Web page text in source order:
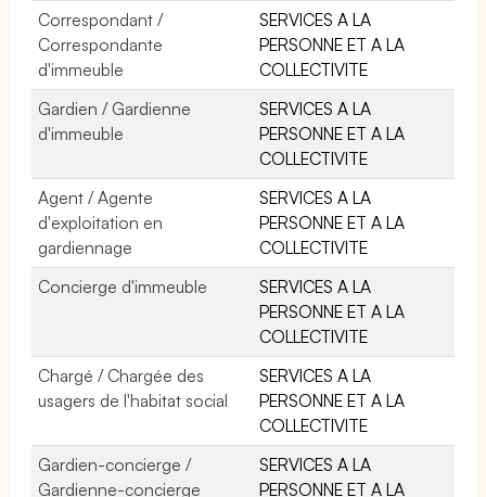
Correspondant /
Correspondante
d'immeuble
SERVICES A LA
PERSONNE ET A LA
COLLECTIVITE
Gardien / Gardienne
d'immeuble
SERVICES A LA
PERSONNE ET A LA
COLLECTIVITE
Agent / Agente
d'exploitation en
gardiennage
SERVICES A LA
PERSONNE ET A LA
COLLECTIVITE
Concierge d'immeuble
SERVICES A LA
PERSONNE ET A LA
COLLECTIVITE
Chargé / Chargée des
usagers de l'habitat social
SERVICES A LA
PERSONNE ET A LA
COLLECTIVITE
Gardien-concierge /
Gardienne-concierge
SERVICES A LA
PERSONNE ET A LA